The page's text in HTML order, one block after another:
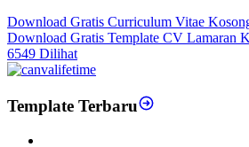
Download Gratis Curriculum Vitae
Download Gratis Template CV Lamaran
6549 Dilihat
Template Terbaru